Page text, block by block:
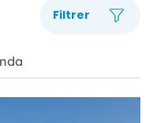
Filtrer